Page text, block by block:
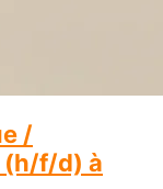
/
(h/f/d) à